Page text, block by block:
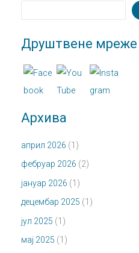
Друштвене мреже
Архива
април 2026 (1)
фебруар 2026 (2)
јануар 2026 (1)
децембар 2025 (1)
јул 2025 (1)
мај 2025 (1)